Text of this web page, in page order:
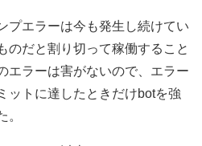
プエラーは今も発生し続けてい
のだと割り切って稼働すること
エラーは害がないので、エラー
ットに達したときだけbotを強
。